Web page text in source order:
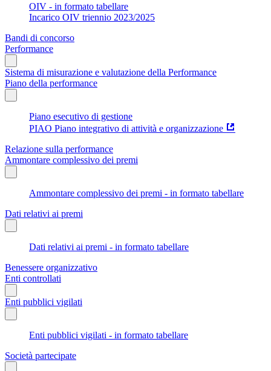
OIV - in formato tabellare
Incarico OIV triennio 2023/2025
Bandi di concorso
Performance
Sistema di misurazione e valutazione della Performance
Piano della performance
Piano esecutivo di gestione
PIAO Piano integrativo di attività e organizzazione
Relazione sulla performance
Ammontare complessivo dei premi
Ammontare complessivo dei premi - in formato tabellare
Dati relativi ai premi
Dati relativi ai premi - in formato tabellare
Benessere organizzativo
Enti controllati
Enti pubblici vigilati
Enti pubblici vigilati - in formato tabellare
Società partecipate